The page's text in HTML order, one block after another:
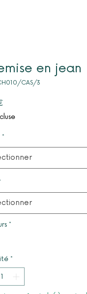
en jean
CAS/3
*
*
*